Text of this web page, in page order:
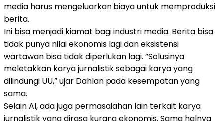
media harus mengeluarkan biaya untuk memproduksi
berita.
Ini bisa menjadi kiamat bagi industri media. Berita bisa
tidak punya nilai ekonomis lagi dan eksistensi
wartawan bisa tidak diperlukan lagi. ”Solusinya
meletakkan karya jurnalistik sebagai karya yang
dilindungi UU,” ujar Dahlan pada kesempatan yang
sama.
Selain AI, ada juga permasalahan lain terkait karya
jurnalistik yang dirasa kurang ekonomis. Sama halnya